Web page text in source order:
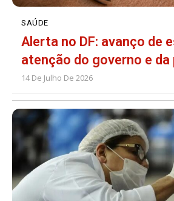
SAÚDE
Alerta no DF: avanço de
atenção do governo e da
14 De Julho De 2026